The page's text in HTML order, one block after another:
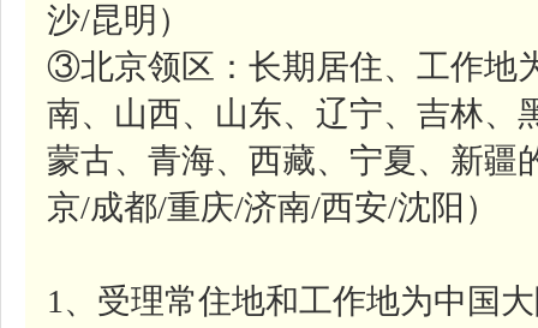
沙/昆明）
③北京领区：长期居住、工作地
南、山西、山东、辽宁、吉林、
蒙古、青海、西藏、宁夏、新疆
京/成都/重庆/济南/西安/沈阳）
1、受理常住地和工作地为中国